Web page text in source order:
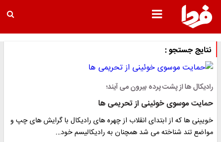
نتایج جستجو :
رادیکال ها از پشت پرده بیرون می آیند؛
حمایت موسوی خوئینی از تحریمی ها
خویینی ها که از ابتدای انقلاب از چهره های رادیکال با گرایش های چپ و
مواضع تند شناخته می شد همچنان به رادیکالیسم خود…